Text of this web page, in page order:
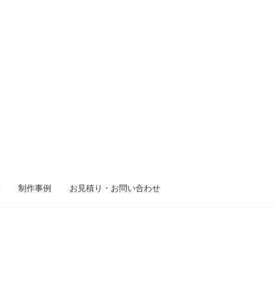
制作事例 お見積り・お問い合わせ